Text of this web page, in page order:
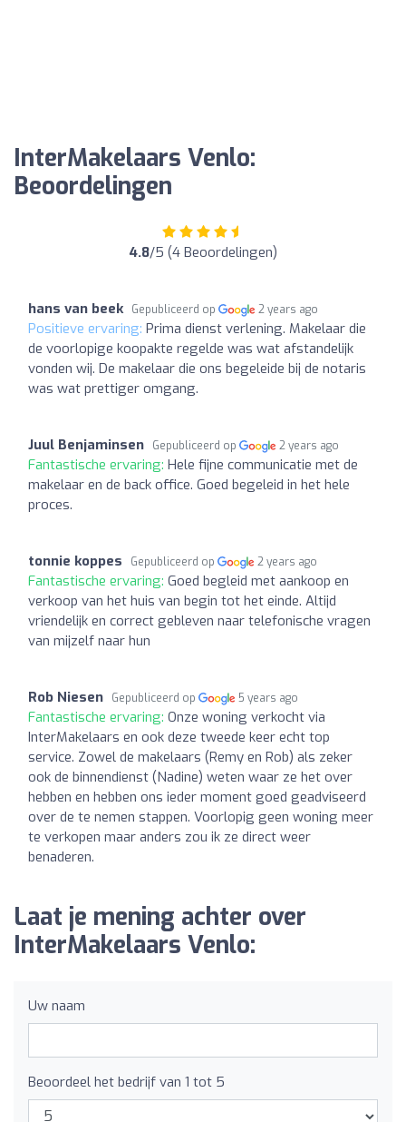
InterMakelaars Venlo:
Beoordelingen
4.8/5 (4 Beoordelingen)
hans van beek Gepubliceerd op 2 years ago
Positieve ervaring: Prima dienst verlening. Makelaar die
de voorlopige koopakte regelde was wat afstandelijk
vonden wij. De makelaar die ons begeleide bij de notaris
was wat prettiger omgang.
Juul Benjaminsen Gepubliceerd op 2 years ago
Fantastische ervaring: Hele fijne communicatie met de
makelaar en de back office. Goed begeleid in het hele
proces.
tonnie koppes Gepubliceerd op 2 years ago
Fantastische ervaring: Goed begleid met aankoop en
verkoop van het huis van begin tot het einde. Altijd
vriendelijk en correct gebleven naar telefonische vragen
van mijzelf naar hun
Rob Niesen Gepubliceerd op 5 years ago
Fantastische ervaring: Onze woning verkocht via
InterMakelaars en ook deze tweede keer echt top
service. Zowel de makelaars (Remy en Rob) als zeker
ook de binnendienst (Nadine) weten waar ze het over
hebben en hebben ons ieder moment goed geadviseerd
over de te nemen stappen. Voorlopig geen woning meer
te verkopen maar anders zou ik ze direct weer
benaderen.
Laat je mening achter over
InterMakelaars Venlo:
Uw naam
Beoordeel het bedrijf van 1 tot 5